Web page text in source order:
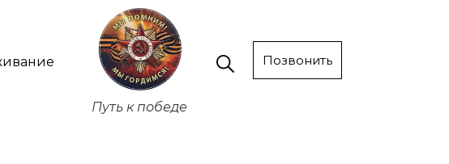
Путь к победе
Позвонить